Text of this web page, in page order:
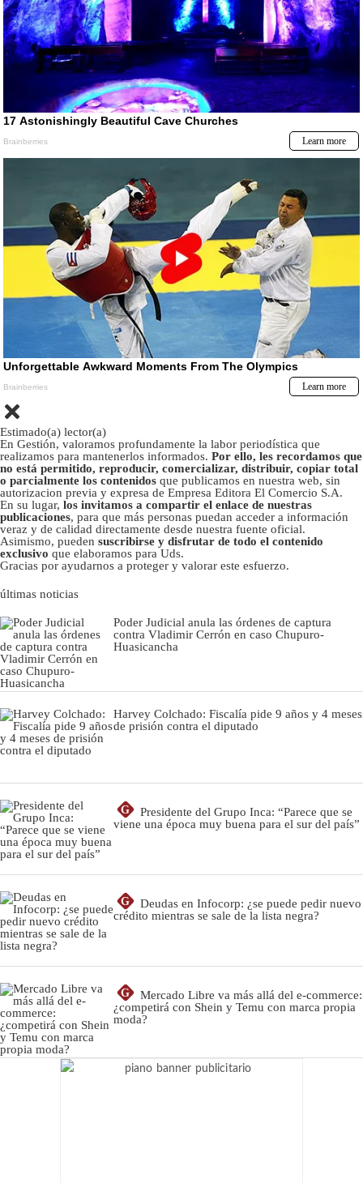
Estimado(a) lector(a)
En Gestión, valoramos profundamente la labor periodística que
realizamos para mantenerlos informados. Por ello, les recordamos que
no está permitido, reproducir, comercializar, distribuir, copiar total
o parcialmente los contenidos que publicamos en nuestra web, sin
autorizacion previa y expresa de Empresa Editora El Comercio S.A.
En su lugar, los invitamos a compartir el enlace de nuestras
publicaciones, para que más personas puedan acceder a información
veraz y de calidad directamente desde nuestra fuente oficial.
Asimismo, pueden suscribirse y disfrutar de todo el contenido
exclusivo que elaboramos para Uds.
Gracias por ayudarnos a proteger y valorar este esfuerzo.
últimas noticias
Poder Judicial anula las órdenes de captura
contra Vladimir Cerrón en caso Chupuro-
Huasicancha
Harvey Colchado: Fiscalía pide 9 años y 4 meses
de prisión contra el diputado
G
Presidente del Grupo Inca: “Parece que se
viene una época muy buena para el sur del país”
G
Deudas en Infocorp: ¿se puede pedir nuevo
crédito mientras se sale de la lista negra?
G
Mercado Libre va más allá del e-commerce:
¿competirá con Shein y Temu con marca propia
moda?